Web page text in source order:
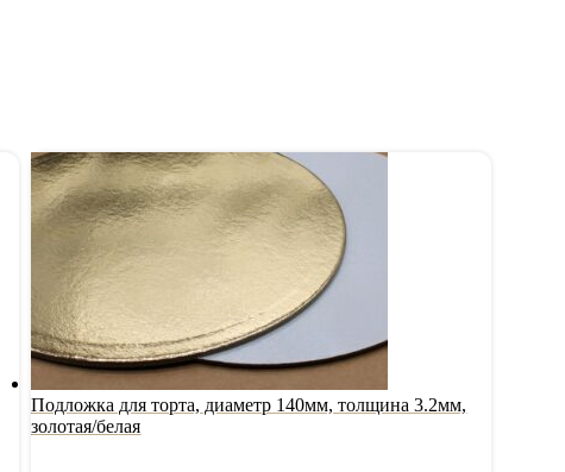
Подложка для торта, диаметр 140мм, толщина 3.2мм,
золотая/белая